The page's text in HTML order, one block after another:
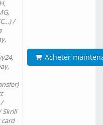
/
Skrill
Acheter